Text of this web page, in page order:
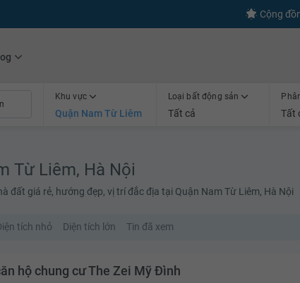
Cộng
Khu vực
Quận Nam Từ Liêm
Loại bất động sản
Tất cả Tất
Từ Liêm, Hà Nội
đất giá rẻ, hướng đẹp, vị trí đắc địa tại Quận Nam Từ Liêm, Hà Nội
tích nhỏ Diện tích lớn Tin đã xem
hộ chung cư The Zei Mỹ Đình